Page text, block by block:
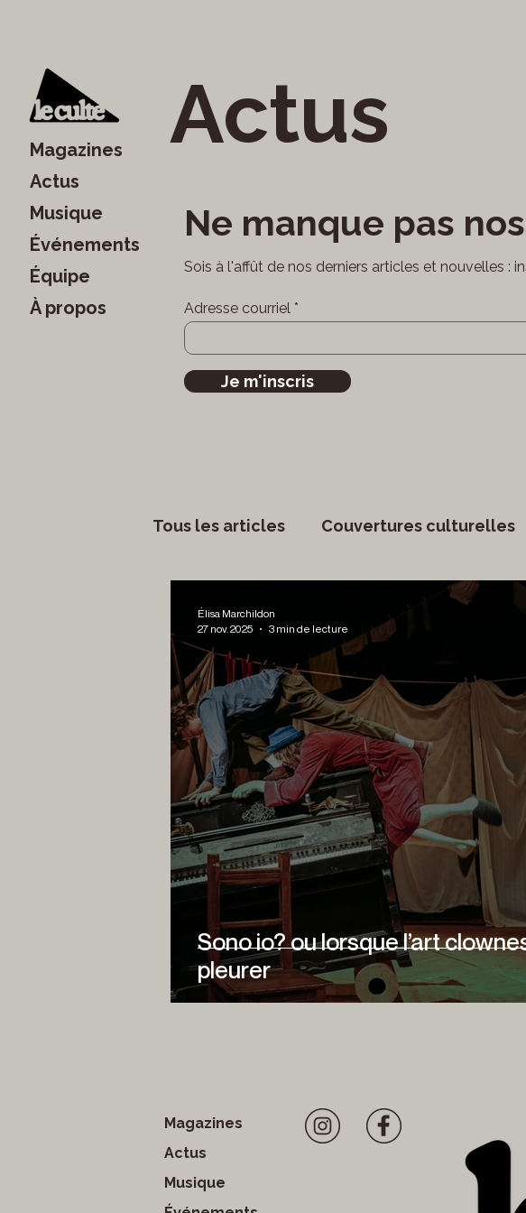
Magazines
Actus
Musique
Événements
Équipe
À propos
Actus
Sois à l'affût de nos derniers articles et nouvelles :
Adresse courriel
Je m'inscris
Ne manque pas
Tous les articles Couvertures culturelles
Dossier spécial
Lettres Musique
Francouvertes 2024 Chronique
Sono io? ou lorsque l’art
pleurer
Élisa Marchildon
27 nov. 2025
3 min de lecture
Magazines
Actus
Musique